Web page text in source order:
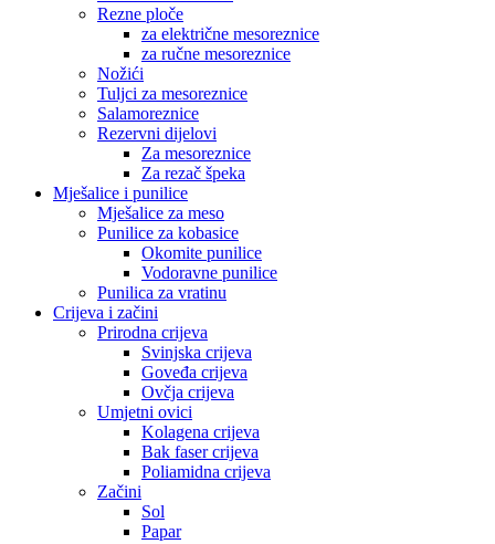
Rezne ploče
za električne mesoreznice
za ručne mesoreznice
Nožići
Tuljci za mesoreznice
Salamoreznice
Rezervni dijelovi
Za mesoreznice
Za rezač špeka
Mješalice i punilice
Mješalice za meso
Punilice za kobasice
Okomite punilice
Vodoravne punilice
Punilica za vratinu
Crijeva i začini
Prirodna crijeva
Svinjska crijeva
Goveđa crijeva
Ovčja crijeva
Umjetni ovici
Kolagena crijeva
Bak faser crijeva
Poliamidna crijeva
Začini
Sol
Papar